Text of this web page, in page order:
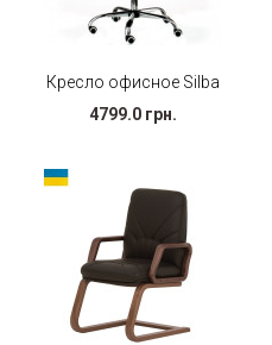
Кресло офисное Silba
4799.0 грн.